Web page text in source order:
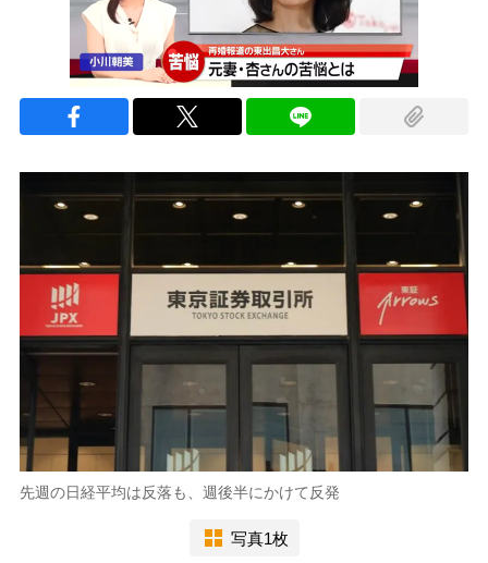
先週の日経平均は反落も、週後半にかけて反発
写真1枚